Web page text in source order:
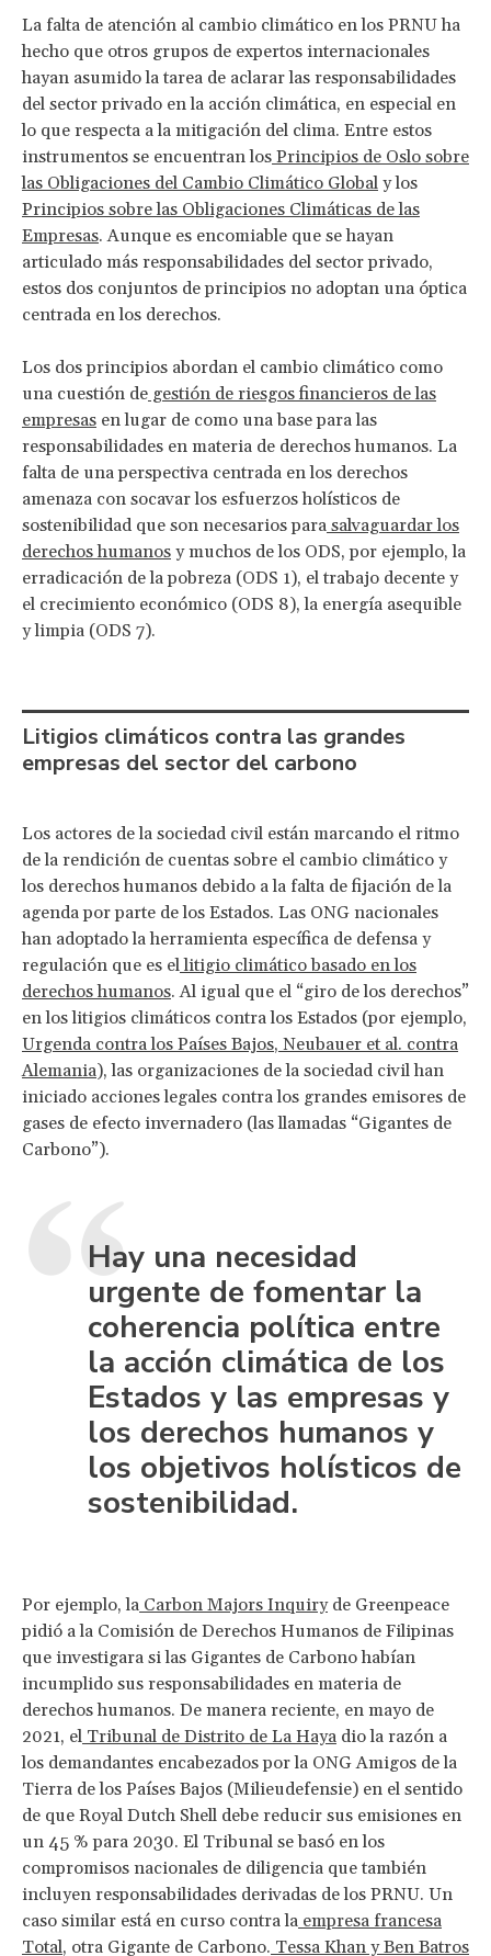
La falta de atención al cambio climático en los PRNU ha
hecho que otros grupos de expertos internacionales
hayan asumido la tarea de aclarar las responsabilidades
del sector privado en la acción climática, en especial en
lo que respecta a la mitigación del clima. Entre estos
instrumentos se encuentran los Principios de Oslo sobre
las Obligaciones del Cambio Climático Global y los
Principios sobre las Obligaciones Climáticas de las
Empresas. Aunque es encomiable que se hayan
articulado más responsabilidades del sector privado,
estos dos conjuntos de principios no adoptan una óptica
centrada en los derechos.
Los dos principios abordan el cambio climático como
una cuestión de gestión de riesgos financieros de las
empresas en lugar de como una base para las
responsabilidades en materia de derechos humanos. La
falta de una perspectiva centrada en los derechos
amenaza con socavar los esfuerzos holísticos de
sostenibilidad que son necesarios para salvaguardar los
derechos humanos y muchos de los ODS, por ejemplo, la
erradicación de la pobreza (ODS 1), el trabajo decente y
el crecimiento económico (ODS 8), la energía asequible
y limpia (ODS 7).
Litigios climáticos contra las grandes
empresas del sector del carbono
Los actores de la sociedad civil están marcando el ritmo
de la rendición de cuentas sobre el cambio climático y
los derechos humanos debido a la falta de fijación de la
agenda por parte de los Estados. Las ONG nacionales
han adoptado la herramienta específica de defensa y
regulación que es ellitigio climático basado en los
derechos humanos. Al igual que el “giro de los derechos”
en los litigios climáticos contra los Estados (por ejemplo,
Urgenda contra los Países Bajos, Neubauer et al. contra
Alemania), las organizaciones de la sociedad civil han
iniciado acciones legales contra los grandes emisores de
gases de efecto invernadero (las llamadas “Gigantes de
Carbono”).
Hay una necesidad
urgente de fomentar la
coherencia política entre
la acción climática de los
Estados y las empresas y
los derechos humanos y
los objetivos holísticos de
sostenibilidad.
Por ejemplo, la Carbon Majors Inquiryde Greenpeace
pidió a la Comisión de Derechos Humanos de Filipinas
que investigara si las Gigantes de Carbono habían
incumplido sus responsabilidades en materia de
derechos humanos. De manera reciente, en mayo de
2021, el Tribunal de Distrito de La Haya dio la razón a
los demandantes encabezados por la ONG Amigos de la
Tierra de los Países Bajos (Milieudefensie) en el sentido
de que Royal Dutch Shell debe reducir sus emisiones en
un 45 % para 2030. El Tribunal se basó en los
compromisos nacionales de diligencia que también
incluyen responsabilidades derivadas de los PRNU. Un
caso similar está en curso contra la empresa francesa
Total, otra Gigante de Carbono. Tessa Khan y Ben Batros